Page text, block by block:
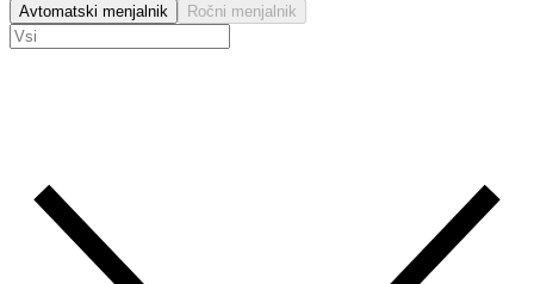
Avtomatski menjalnik Ročni menjalnik